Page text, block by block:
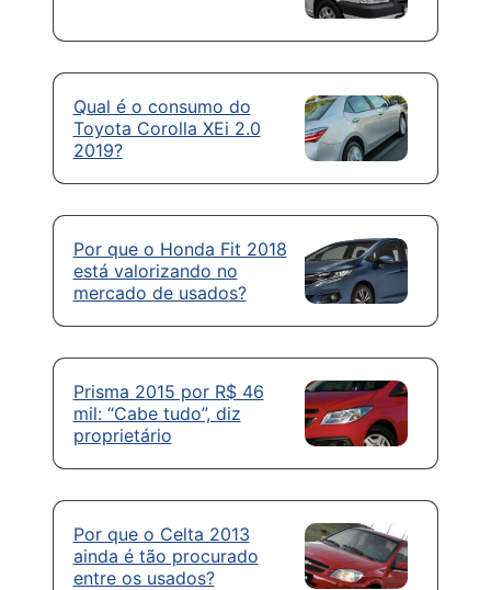
Qual é o consumo do
Toyota Corolla XEi 2.0
2019?
Por que o Honda Fit 2018
está valorizando no
mercado de usados?
Prisma 2015 por R$ 46
mil: “Cabe tudo”, diz
proprietário
Por que o Celta 2013
ainda é tão procurado
entre os usados?